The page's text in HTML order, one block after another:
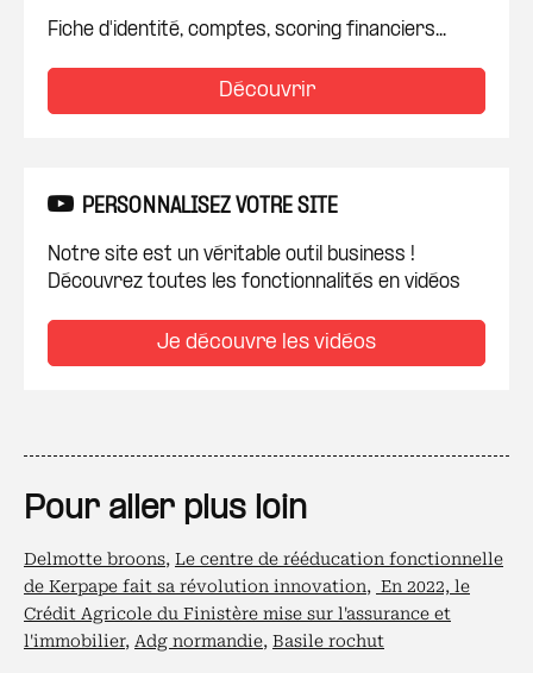
Fiche d'identité, comptes, scoring financiers...
Découvrir
PERSONNALISEZ VOTRE SITE
Notre site est un véritable outil business !
Découvrez toutes les fonctionnalités en vidéos
Je découvre les vidéos
Pour aller plus loin
Delmotte broons, Le centre de rééducation fonctionnelle
de Kerpape fait sa révolution innovation, En 2022, le
Crédit Agricole du Finistère mise sur l'assurance et
l'immobilier, Adg normandie, Basile rochut